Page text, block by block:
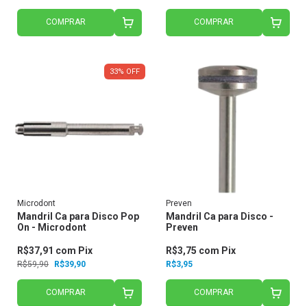
COMPRAR COMPRAR
33% OFF
Microdont
Mandril Ca para Disco Pop
On - Microdont
R$59,90 R$39,90
R$37,91 com Pix
COMPRAR
Preven
Mandril Ca para Disco -
Preven
R$3,95
R$3,75 com Pix
COMPRAR